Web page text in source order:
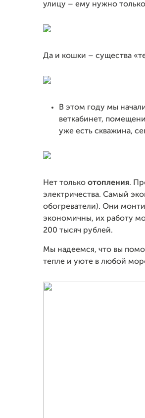
улицу – ему нужно
Да и кошки – существа
В этом году мы
веткабинет,
уже есть скважина,
Нет только отопления.
электричества. Самый
обогреватели). Они
экономичны, их работу
200 тысяч рублей.
Мы надеемся, что вы
тепле и уюте в любой